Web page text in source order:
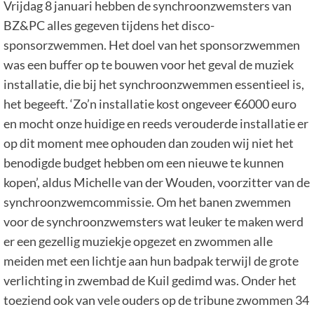
Vrijdag 8 januari hebben de synchroonzwemsters van
BZ&PC alles gegeven tijdens het disco-
sponsorzwemmen. Het doel van het sponsorzwemmen
was een buffer op te bouwen voor het geval de muziek
installatie, die bij het synchroonzwemmen essentieel is,
het begeeft. ‘Zo’n installatie kost ongeveer €6000 euro
en mocht onze huidige en reeds verouderde installatie er
op dit moment mee ophouden dan zouden wij niet het
benodigde budget hebben om een nieuwe te kunnen
kopen’, aldus Michelle van der Wouden, voorzitter van de
synchroonzwemcommissie. Om het banen zwemmen
voor de synchroonzwemsters wat leuker te maken werd
er een gezellig muziekje opgezet en zwommen alle
meiden met een lichtje aan hun badpak terwijl de grote
verlichting in zwembad de Kuil gedimd was. Onder het
toeziend ook van vele ouders op de tribune zwommen 34